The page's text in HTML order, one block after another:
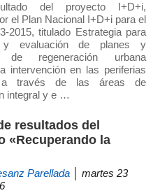
del proyecto I+D+i,
el Plan Nacional I+D+i para el
2015, titulado Estrategia para
evaluación de planes y
de regeneración urbana
intervención en las periferias
a través de las áreas de
integral y e …
resultados del
«Recuperando la
Parellada │ martes 23